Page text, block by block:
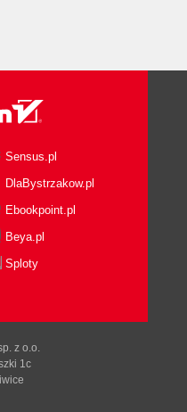
Sensus.pl
DlaBystrzakow.pl
Ebookpoint.pl
Beya.pl
Sploty
z o.o.
1c